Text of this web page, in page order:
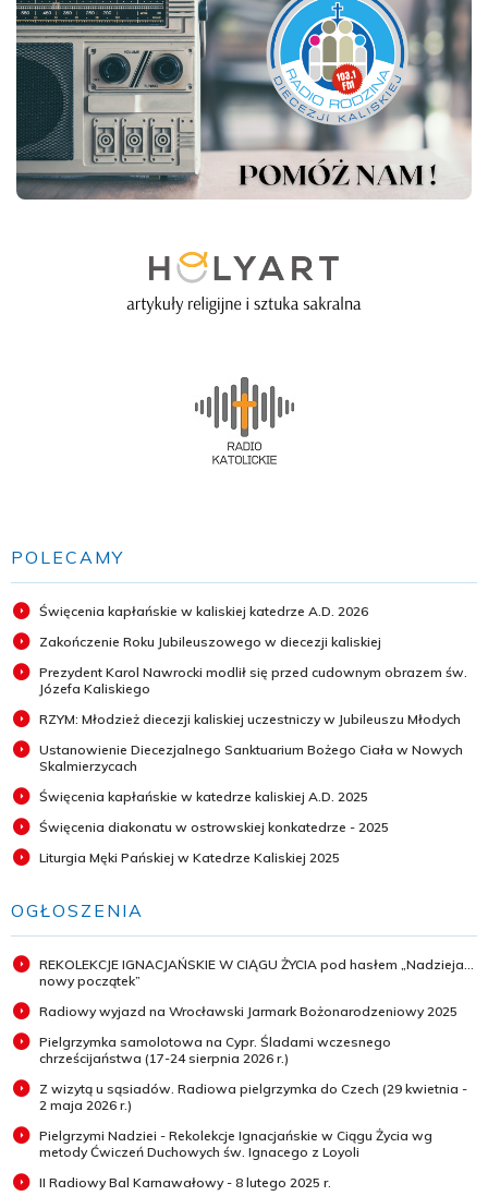
POLECAMY
Święcenia kapłańskie w kaliskiej katedrze A.D. 2026
Zakończenie Roku Jubileuszowego w diecezji kaliskiej
Prezydent Karol Nawrocki modlił się przed cudownym obrazem św.
Józefa Kaliskiego
RZYM: Młodzież diecezji kaliskiej uczestniczy w Jubileuszu Młodych
Ustanowienie Diecezjalnego Sanktuarium Bożego Ciała w Nowych
Skalmierzycach
Święcenia kapłańskie w katedrze kaliskiej A.D. 2025
Święcenia diakonatu w ostrowskiej konkatedrze - 2025
Liturgia Męki Pańskiej w Katedrze Kaliskiej 2025
OGŁOSZENIA
REKOLEKCJE IGNACJAŃSKIE W CIĄGU ŻYCIA pod hasłem „Nadzieja...
nowy początek”
Radiowy wyjazd na Wrocławski Jarmark Bożonarodzeniowy 2025
Pielgrzymka samolotowa na Cypr. Śladami wczesnego
chrześcijaństwa (17-24 sierpnia 2026 r.)
Z wizytą u sąsiadów. Radiowa pielgrzymka do Czech (29 kwietnia -
2 maja 2026 r.)
Pielgrzymi Nadziei - Rekolekcje Ignacjańskie w Ciągu Życia wg
metody Ćwiczeń Duchowych św. Ignacego z Loyoli
II Radiowy Bal Karnawałowy - 8 lutego 2025 r.